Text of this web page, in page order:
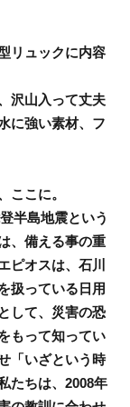
リュックに内容
沢山入って丈夫
に強い素材、フ
ここに。
半島地震という
、備える事の重
ピオスは、石川
扱っている日用
して、災害の恐
もって知ってい
「いざという時
たちは、2008年